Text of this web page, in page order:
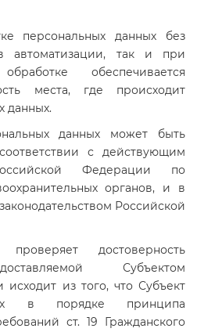
персональных данных без
автоматизации, так и при
обеспечивается
места, где происходит
данных.
данных может быть
с действующим
Федерации по
органов, и в
Российской
достоверность
Субъектом
исходит из того, что Субъект
в порядке принципа
ст. 19 Гражданского